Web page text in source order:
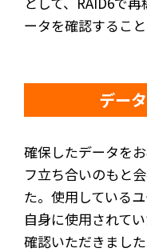
ータを確認するこ
デー
確保したデータを
フ立ち合いのもと
た。使用している
自身に使用されて
確認いただきまし